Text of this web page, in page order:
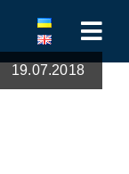
19.07.2018